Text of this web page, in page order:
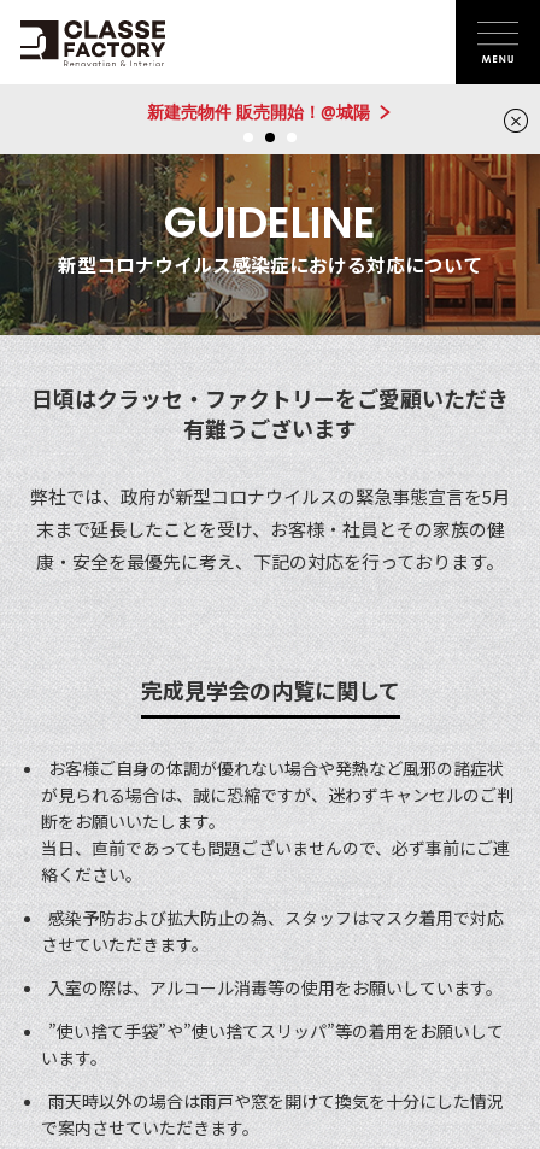
新建売物件 販売開始！@城陽
GUIDELINE
新型コロナウイルス感染症における対応について
日頃はクラッセ・ファクトリーをご愛顧いただき
有難うございます
弊社では、政府が新型コロナウイルスの緊急事態宣言を5月
末まで延長したことを受け、お客様・社員とその家族の健
康・安全を最優先に考え、下記の対応を行っております。
完成見学会の内覧に関して
お客様ご自身の体調が優れない場合や発熱など風邪の諸症状
が見られる場合は、誠に恐縮ですが、迷わずキャンセルのご判
断をお願いいたします。
当日、直前であっても問題ございませんので、必ず事前にご連
絡ください。
感染予防および拡大防止の為、スタッフはマスク着用で対応
させていただきます。
入室の際は、アルコール消毒等の使用をお願いしています。
”使い捨て手袋”や”使い捨てスリッパ”等の着用をお願いして
います。
雨天時以外の場合は雨戸や窓を開けて換気を十分にした情況
で案内させていただきます。